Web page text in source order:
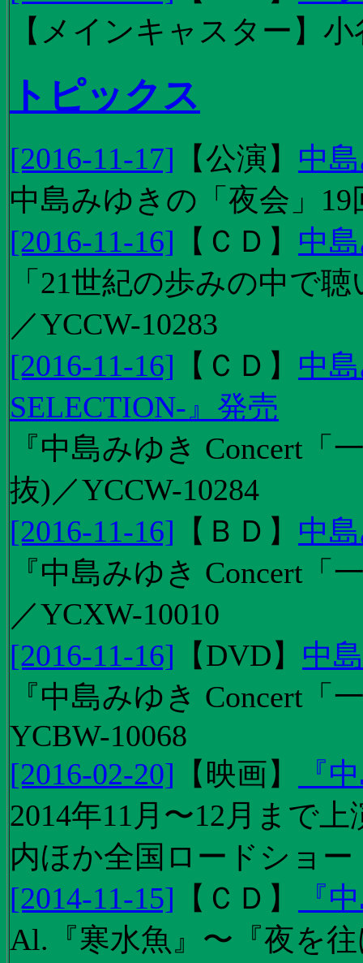
【メインキャスター】
トピックス
[2016-11-17] 【公演 】 中
中島みゆきの「夜会」
[2016-11-16] 【 ＣＤ 】 中
「21世紀の歩みの中で
／YCCW-10283
[2016-11-16] 【 ＣＤ 】 中
SELECTION-』発売
『中島みゆき Concert
抜)／YCCW-10284
[2016-11-16] 【 ＢＤ 】 中
『中島みゆき Concert
／YCXW-10010
[2016-11-16] 【DVD】 中
『中島みゆき Concert
YCBW-10068
[2016-02-20] 【 映画】
『
2014年11月〜12月まで
内ほか全国ロードショー
[2014-11-15] 【 ＣＤ 】
『
Al.『寒水魚』〜『夜を